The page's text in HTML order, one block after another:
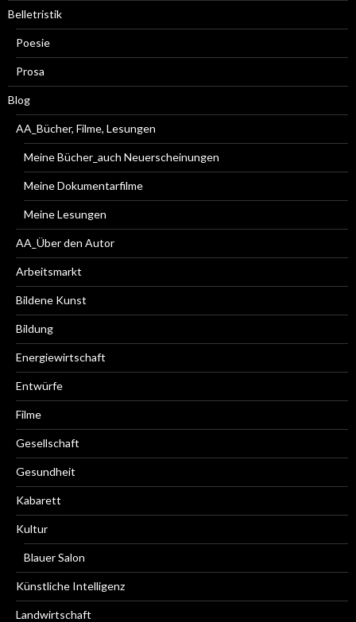
Belletristik
Poesie
Prosa
Blog
AA_Bücher, Filme, Lesungen
Meine Bücher_auch Neuerscheinungen
Meine Dokumentarfilme
Meine Lesungen
AA_Über den Autor
Arbeitsmarkt
Bildene Kunst
Bildung
Energiewirtschaft
Entwürfe
Filme
Gesellschaft
Gesundheit
Kabarett
Kultur
Blauer Salon
Künstliche Intelligenz
Landwirtschaft